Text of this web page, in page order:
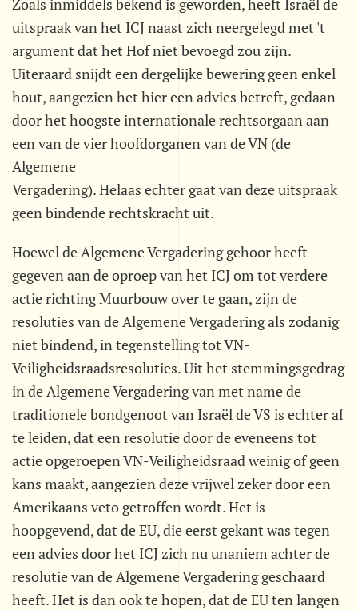
Zoals inmiddels bekend is geworden, heeft Israël de
uitspraak van het ICJ naast zich neergelegd met 't
argument dat het Hof niet bevoegd zou zijn.
Uiteraard snijdt een dergelijke bewering geen enkel
hout, aangezien het hier een advies betreft, gedaan
door het hoogste internationale rechtsorgaan aan
een van de vier hoofdorganen van de VN (de
Algemene
Vergadering). Helaas echter gaat van deze uitspraak
geen bindende rechtskracht uit.
Hoewel de Algemene Vergadering gehoor heeft
gegeven aan de oproep van het ICJ om tot verdere
actie richting Muurbouw over te gaan, zijn de
resoluties van de Algemene Vergadering als zodanig
niet bindend, in tegenstelling tot VN-
Veiligheidsraadsresoluties. Uit het stemmingsgedrag
in de Algemene Vergadering van met name de
traditionele bondgenoot van Israël de VS is echter af
te leiden, dat een resolutie door de eveneens tot
actie opgeroepen VN-Veiligheidsraad weinig of geen
kans maakt, aangezien deze vrijwel zeker door een
Amerikaans veto getroffen wordt. Het is
hoopgevend, dat de EU, die eerst gekant was tegen
een advies door het ICJ zich nu unaniem achter de
resolutie van de Algemene Vergadering geschaard
heeft. Het is dan ook te hopen, dat de EU ten langen